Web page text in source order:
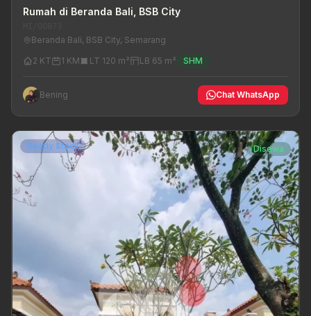
Rumah di Beranda Bali, BSB City
Beranda Bali, BSB City, Semarang
2 KT
1 KM LT 120 m² LB 65 m² SHM
Bening Chat WhatsApp
Ready Stock Disewa